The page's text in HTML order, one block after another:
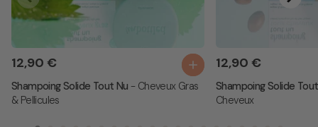
Shampoing Solide Tout Nu - Cheveux Gras
& Pellicules
12,90 €
Shampoing Solide
Cheveux
12,90 €